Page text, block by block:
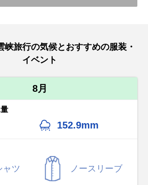
峡旅行の気候とおすすめの服装・
イベント
8月
152.9mm
ャツ ノースリーブ